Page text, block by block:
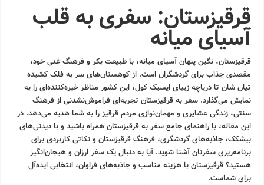
قرقیزستان: سفری به قلب
آسیای میانه
قرقیزستان، نگین پنهان آسیای میانه، با طبیعت بکر و فرهنگ غنی خود،
مقصدی جذاب برای گردشگران است. از کوهستان‌های سر به فلک کشیده
تیان شان تا دریاچه زیبای ایسیک کول، این کشور مناظر خیره‌کننده‌ای را به
نمایش می‌گذارد. سفر به قرقیزستان تجربه‌ای فراموش‌نشدنی از فرهنگ
سنتی، زندگی عشایری و مهمان‌نوازی مردم قرقیز را به شما هدیه می‌دهد. در
این مقاله، با راهنمای جامع سفر به قرقیزستان همراه باشید و با دیدنی‌های
بیشکک، جاذبه‌های گردشگری، فرهنگ قرقیزستان و نکاتی کاربردی برای
برنامه‌ریزی سفرتان آشنا شوید. آیا به دنبال یک سفر ارزان و هیجان‌انگیز
هستید؟ قرقیزستان با هزینه مناسب و جاذبه‌های فراوان، انتخابی ایده‌آل
برای شماست.